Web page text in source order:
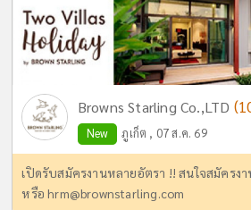
Browns Starling Co.,LTD
New ภูเก็ต , 07 ส.ค. 69
เปิดรับสมัครงานหลายอัตรา !! สนใจสมัครง
หรือhrm@brownstarling.com